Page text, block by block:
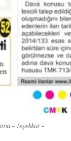
– Teşekkür –